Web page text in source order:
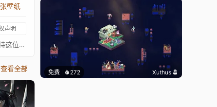
壁纸
声明
⠀⠀⠀⠀⠀⠀⠀⠀⠀⠀⠀⠀⠀⠀⠀⠀⠀〖 这张壁纸不是我画的，真正的艺术家总是在 ↓这里↓。我只是为了好玩给这些图片添加了动画。请支持这位绝对出色的艺术家。如果有艺术家不希望这张壁纸出现在这里，请联系我，我会将其移除。〗- 数字艺术艺术家: https://www.deviantart.com/doomxwolf/gallery- 原画: https://www.deviantart.com/doomxwolf/art/Digital-Warrior-627567569- 音乐: https://www.youtube.com/watch?v=zUqC88pPn9c⠀⠀↓↓↓↓↓↓↓⠀⠀★ 你可以在这里查看我收藏的已批准壁纸 ★⠀⠀↓↓↓↓↓↓↓⠀⠀ ⠀⠀⠀⠀⠀⠀⠀⠀⠀⠀⠀⠀⠀⠀⠀⠀⠀
查看全部 免费 272 Xuthus